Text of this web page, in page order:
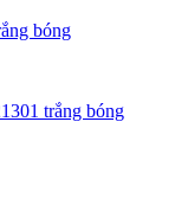
trắng bóng